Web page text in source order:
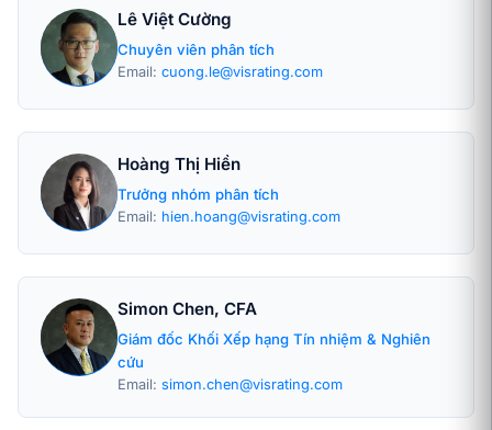
Lê Việt Cường
Chuyên viên phân tích
Email: cuong.le@visrating.com
Hoàng Thị Hiền
Trưởng nhóm phân tích
Email: hien.hoang@visrating.com
Simon Chen, CFA
Giám đốc Khối Xếp hạng Tín nhiệm & Nghiên
cứu
Email: simon.chen@visrating.com